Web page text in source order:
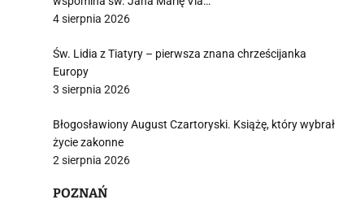
4 sierpnia 2026
Św. Lidia z Tiatyry – pierwsza znana chrześcijanka
Europy
3 sierpnia 2026
Błogosławiony August Czartoryski. Książę, który wybrał
życie zakonne
2 sierpnia 2026
POZNAŃ